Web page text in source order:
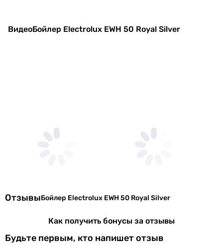
ВидеоБойлер Electrolux EWH 50 Royal Silver
ОтзывыБойлер Electrolux EWH 50 Royal Silver
Как получить бонусы за отзывы
Будьте первым, кто напишет отзыв